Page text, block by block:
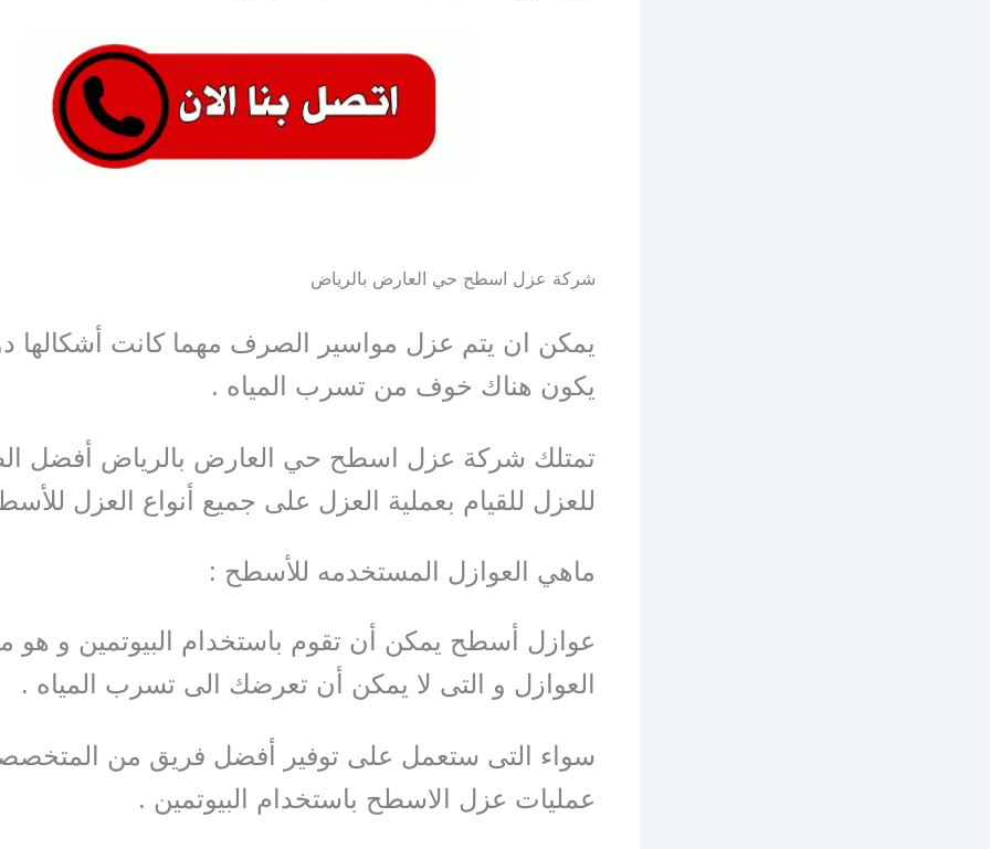
شركة عزل اسطح حي العارض بالرياض
يمكن ان يتم عزل مواسير الصرف مهما كانت أشكالها
يكون هناك خوف من تسرب المياه .
تمتلك شركة عزل اسطح حي العارض بالرياض أفضل
للعزل للقيام بعملية العزل على جميع أنواع العزل
ماهي العوازل المستخدمه للأسطح :
عوازل أسطح يمكن أن تقوم باستخدام البيوتمين و
العوازل و التى لا يمكن أن تعرضك الى تسرب المياه .
سواء التى ستعمل على توفير أفضل فريق من
عمليات عزل الاسطح باستخدام البيوتمين .